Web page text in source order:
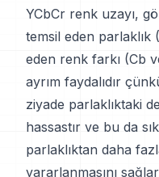
YCbCr renk uzayı,
temsil eden
eden renk farkı (Cb
ayrım faydalıdır
ziyade parlaklıktaki
hassastır ve bu da
parlaklıktan daha
yararlanmasını